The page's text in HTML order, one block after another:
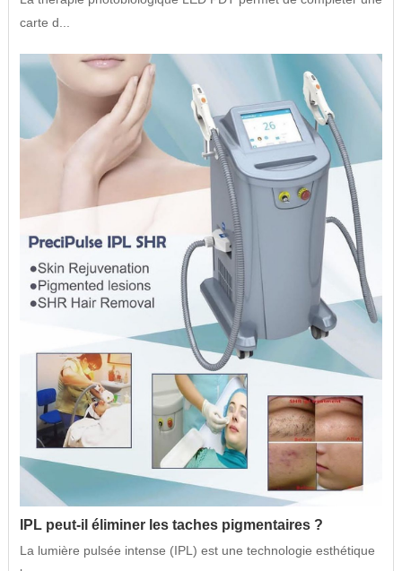
carte d...
IPL peut-il éliminer les taches pigmentaires ?
La lumière pulsée intense (IPL) est une technologie esthétique